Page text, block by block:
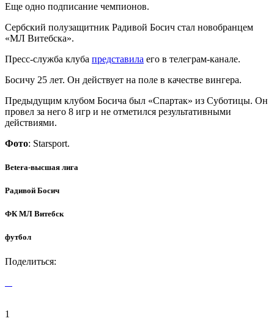
Еще одно подписание чемпионов.
Сербский полузащитник Радивой Босич стал новобранцем
«МЛ Витебска».
Пресс-служба клуба представила его в телеграм-канале.
Босичу 25 лет. Он действует на поле в качестве вингера.
Предыдущим клубом Босича был «Спартак» из Суботицы. Он
провел за него 8 игр и не отметился результативными
действиями.
Фото: Starsport.
Betera-высшая лига
Радивой Босич
ФК МЛ Витебск
футбол
Поделиться:
1